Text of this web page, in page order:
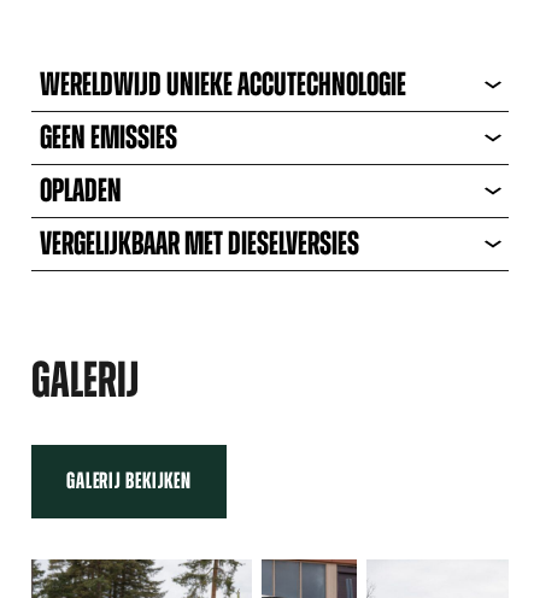
WERELDWIJD UNIEKE ACCUTECHNOLOGIE
GEEN EMISSIES
OPLADEN
VERGELIJKBAAR MET DIESELVERSIES
GALERIJ
GALERIJ BEKIJKEN